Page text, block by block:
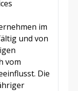
im
und von
vom
Die